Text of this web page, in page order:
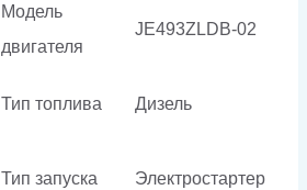
Модель
двигателя
JE493ZLDB-02
Тип топлива Дизель
Тип запуска Электростартер